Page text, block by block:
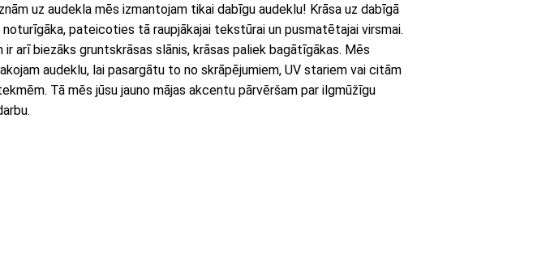
uz audekla mēs izmantojam tikai dabīgu audeklu! Krāsa uz dabīgā
noturīgāka, pateicoties tā raupjākajai tekstūrai un pusmatētajai virsmai.
ir arī biezāks gruntskrāsas slānis, krāsas paliek bagātīgākas. Mēs
audeklu, lai pasargātu to no skrāpējumiem, UV stariem vai citām
Tā mēs jūsu jauno mājas akcentu pārvēršam par ilgmūžīgu